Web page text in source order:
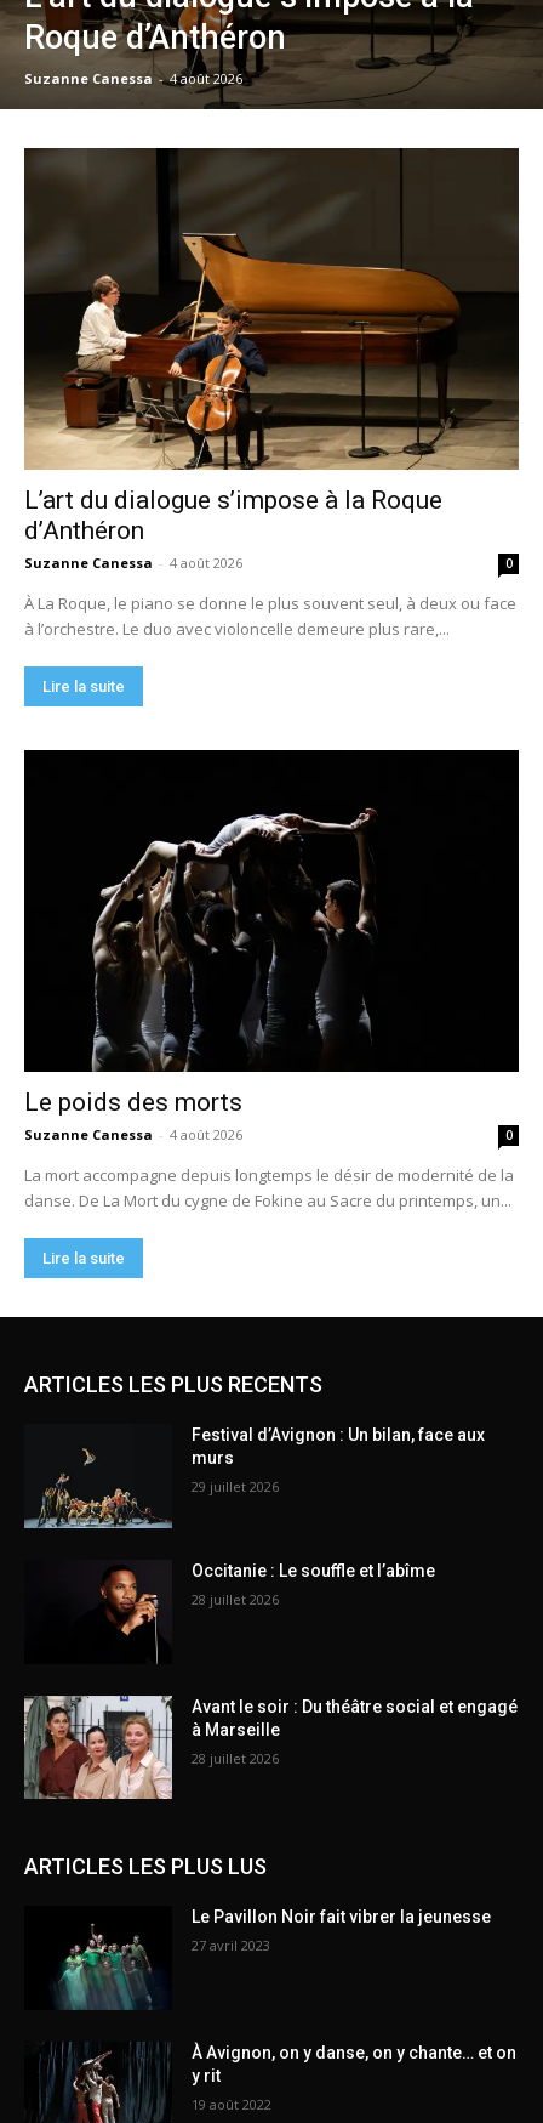
ARTICLES LES PLUS RECENTS
Festival d’Avignon : Un bilan, face aux
murs
29 juillet 2026
Occitanie : Le souffle et l’abîme
28 juillet 2026
Avant le soir : Du théâtre social et engagé
à Marseille
28 juillet 2026
ARTICLES LES PLUS LUS
Le Pavillon Noir fait vibrer la jeunesse
27 avril 2023
À Avignon, on y danse, on y chante… et on
y rit
19 août 2022